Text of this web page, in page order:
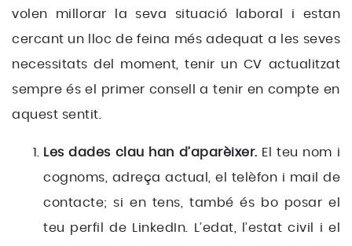
volen millorar la seva situació laboral i estan
cercant un lloc de feina més adequat a les seves
necessitats del moment, tenir un CV actualitzat
sempre és el primer consell a tenir en compte en
aquest sentit.
Les dades clau han d’aparèixer. El teu nom i
cognoms, adreça actual, el telèfon i mail de
contacte; si en tens, també és bo posar el
teu perfil de LinkedIn. L’edat, l’estat civil i el